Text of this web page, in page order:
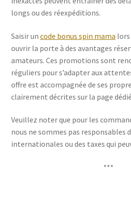
longs ou des réexpéditions.
Saisir un code bonus spin mama
ouvrir la porte à des avantages
amateurs. Ces promotions sont
réguliers pour s’adapter aux
offre est accompagnée de ses
clairement décrites sur la page
Veuillez noter que pour les
nous ne sommes pas responsables
internationales ou des taxes qui
***